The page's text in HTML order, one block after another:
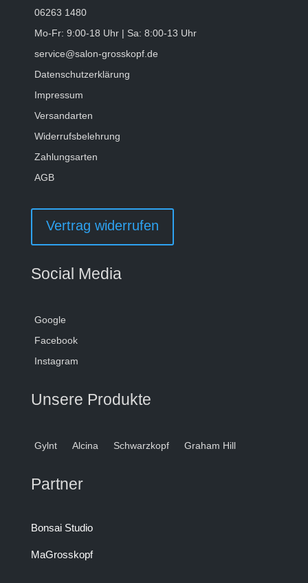
06263 1480
Mo-Fr: 9:00-18 Uhr | Sa: 8:00-13 Uhr
service@salon-grosskopf.de
Datenschutzerklärung
Impressum
Versandarten
Widerrufsbelehrung
Zahlungsarten
AGB
Vertrag widerrufen
Social Media
Google
Facebook
Instagram
Unsere Produkte
Gylnt Alcina Schwarzkopf Graham Hill
Partner
Bonsai Studio
MaGrosskopf